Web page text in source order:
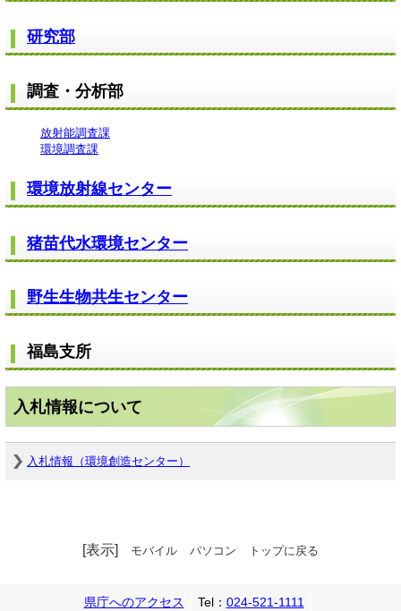
研究部
調査・分析部
放射能調査課
環境調査課
環境放射線センター
猪苗代水環境センター
野生生物共生センター
福島支所
入札情報について
入札情報（環境創造センター）
[表示] モバイル パソコン トップに戻る
県庁へのアクセス Tel： 024-521-1111